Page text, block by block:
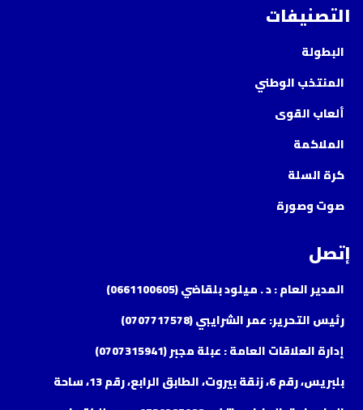
التصنيفات
البطولة
المنتخب الوطني
ألعاب القوى
الملاكمة
كرة السلة
صوت وصورة
إتصل
المدير العام : د . ميلود بلقاضي (0661100605)
رئيس التحرير: عمر الشرايبي (0707717578)
إدارة العلاقات العامة : عبلة مجبر (0707315941)
بلبريس، رقم 6، زنقة بيروت، الطابق الرابع، رقم 13، ساحة